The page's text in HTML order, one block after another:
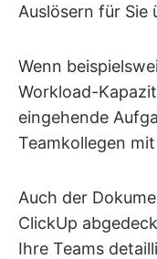
Auslösern für Sie
Wenn
Workload-
eingehende
Teamkollegen
Auch der
ClickUp
Ihre Teams